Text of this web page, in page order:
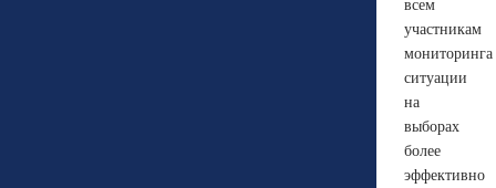
всем
участникам
мониторинга
ситуации
на
выборах
более
эффективно